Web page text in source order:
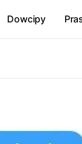
Dowcipy